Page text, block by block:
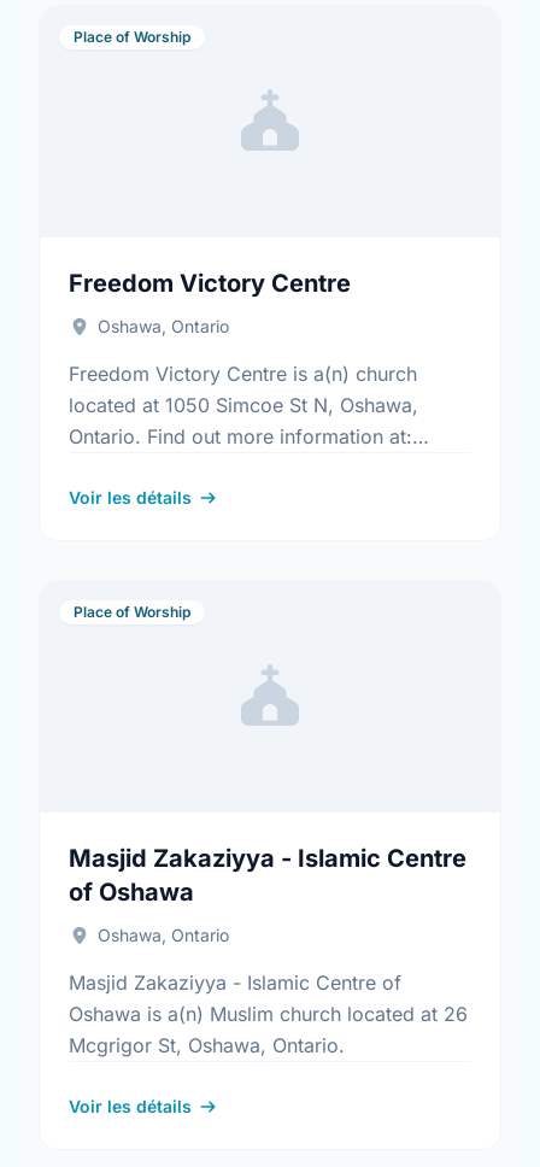
Place of Worship
Freedom Victory Centre
Oshawa, Ontario
Freedom Victory Centre is a(n) church
located at 1050 Simcoe St N, Oshawa,
Ontario. Find out more information at:
Voir les détails
Place of Worship
Masjid Zakaziyya - Islamic Centre
of Oshawa
Oshawa, Ontario
Masjid Zakaziyya - Islamic Centre of
Oshawa is a(n) Muslim church located at 26
Mcgrigor St, Oshawa, Ontario.
Voir les détails